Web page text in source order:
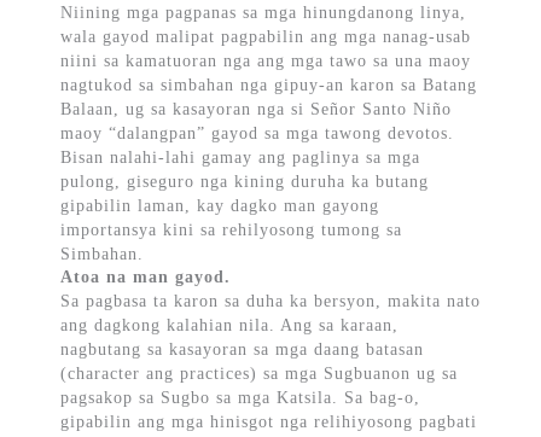
Niining mga pagpanas sa mga hinungdanong linya,
wala gayod malipat pagpabilin ang mga nanag-usab
niini sa kamatuoran nga ang mga tawo sa una maoy
nagtukod sa simbahan nga gipuy-an karon sa Batang
Balaan, ug sa kasayoran nga si Señor Santo Niño
maoy “dalangpan” gayod sa mga tawong devotos.
Bisan nalahi-lahi gamay ang paglinya sa mga
pulong, giseguro nga kining duruha ka butang
gipabilin laman, kay dagko man gayong
importansya kini sa rehilyosong tumong sa
Simbahan.
Atoa na man gayod.
Sa pagbasa ta karon sa duha ka bersyon, makita nato
ang dagkong kalahian nila. Ang sa karaan,
nagbutang sa kasayoran sa mga daang batasan
(character ang practices) sa mga Sugbuanon ug sa
pagsakop sa Sugbo sa mga Katsila. Sa bag-o,
gipabilin ang mga hinisgot nga relihiyosong pagbati